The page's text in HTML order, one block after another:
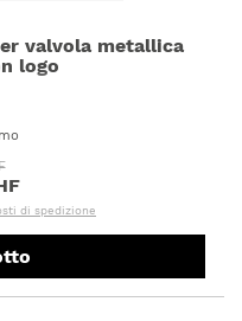
valvola metallica
logo
di spedizione